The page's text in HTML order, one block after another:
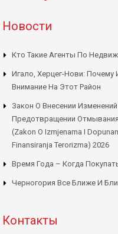
Новости
Кто Такие Агенты По
Игало, Херцег-Нови:
Внимание На Этот Район
Закон О Внесении
Предотвращении
(Zakon O Izmjenama I
Finansiranja Terorizma) 2026
Время Года – Когда
Черногория Все Ближе И
Контакты